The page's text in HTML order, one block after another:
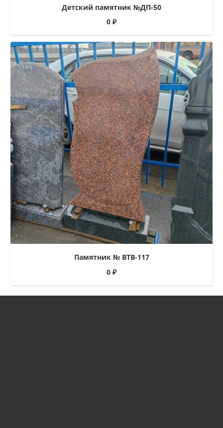
Детский памятник №ДП-50
0 ₽
Памятник № ВТВ-117
0 ₽